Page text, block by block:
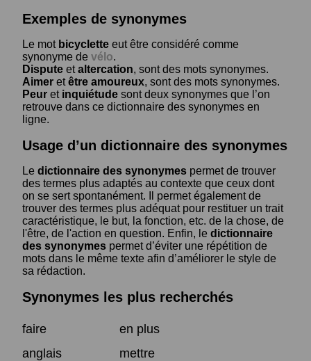
Exemples de synonymes
Le mot bicyclette eut être considéré comme
synonyme de vélo.
Dispute etaltercation, sont des mots synonymes.
Aimer etêtre amoureux, sont des mots synonymes.
Peur et inquiétude sont deux synonymes que l’on
retrouve dans ce dictionnaire des synonymes en
ligne.
Usage d’un dictionnaire des synonymes
Le dictionnaire des synonymes permet de trouver
des termes plus adaptés au contexte que ceux dont
on se sert spontanément. Il permet également de
trouver des termes plus adéquat pour restituer un trait
caractéristique, le but, la fonction, etc. de la chose, de
l'être, de l'action en question. Enfin, le dictionnaire
des synonymes permet d’éviter une répétition de
mots dans le même texte afin d’améliorer le style de
sa rédaction.
Synonymes les plus recherchés
faire
en plus
anglais
mettre